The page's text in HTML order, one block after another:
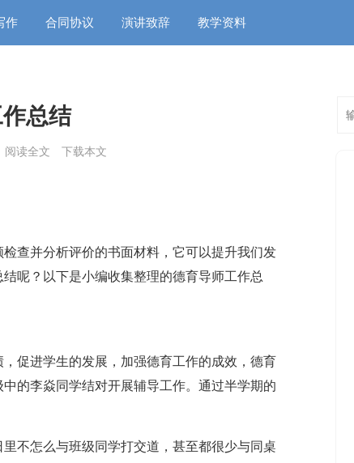
作 合同协议 演讲致辞 教学资料
总结
阅读全文 下载本文
查并分析评价的书面材料，它可以提升我们发
呢？以下是小编收集整理的德育导师工作总
促进学生的发展，加强德育工作的成效，德育
的李焱同学结对开展辅导工作。通过半学期的
不怎么与班级同学打交道，甚至都很少与同桌